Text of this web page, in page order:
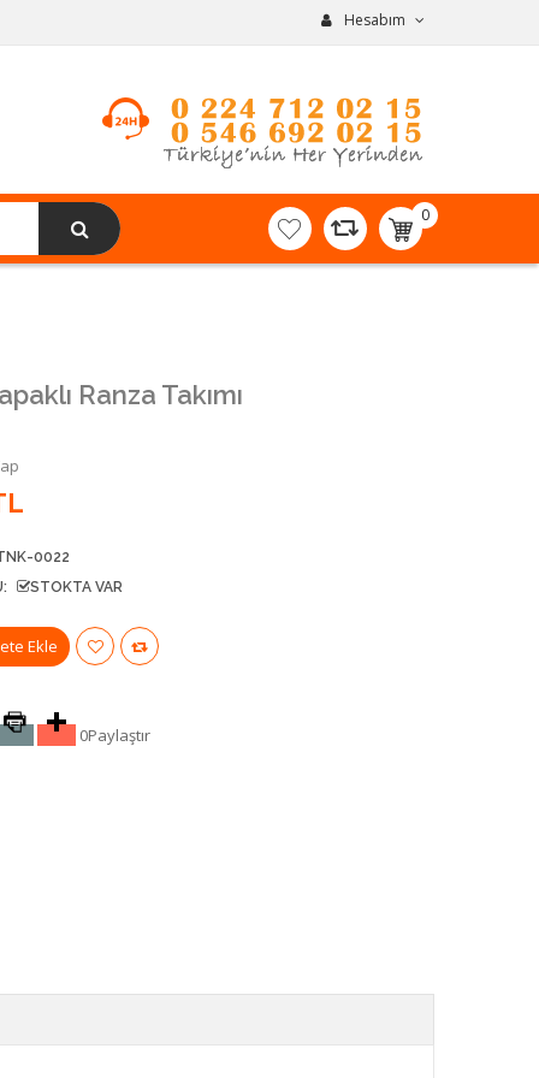
Hesabım
0
item(s)
-
Ranza Takımı
0022
STOKTA VAR
0Paylaştır